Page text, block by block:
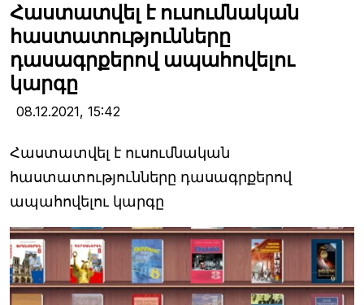
Հաստատվել է ուսումնական
հաստատությունները
դասագրքերով ապահովելու
կարգը
08.12.2021, 15:42
Հաստատվել է ուսումնական
հաստատությունները դասագրքերով
ապահովելու կարգը